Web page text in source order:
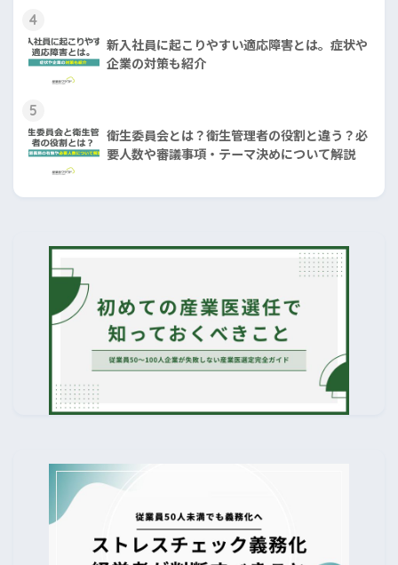
4
新入社員に起こりやすい適応障害とは。症状や
企業の対策も紹介
5
衛生委員会とは？衛生管理者の役割と違う？必
要人数や審議事項・テーマ決めについて解説